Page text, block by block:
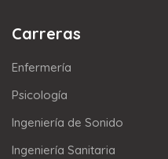
Carreras
Enfermería
Psicología
Ingeniería de Sonido
Ingeniería Sanitaria